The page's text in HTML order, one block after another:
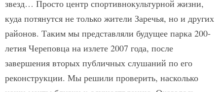
звезд… Просто центр спортивно­культурной жизни,
куда потянутся не только жители Заречья, но и других
районов. Таким мы представляли будущее парка 200­
летия Череповца на излете 2007 года, после
завершения вторых публичных слушаний по его
реконструкции. Мы решили проверить, насколько